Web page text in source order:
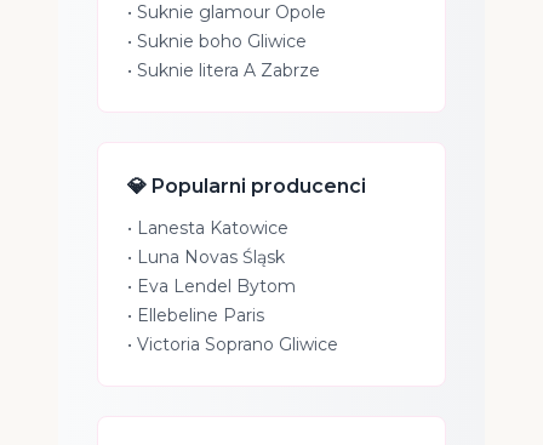
• Suknie glamour Opole
• Suknie boho Gliwice
• Suknie litera A Zabrze
💎 Popularni producenci
• Lanesta Katowice
• Luna Novas Śląsk
• Eva Lendel Bytom
• Ellebeline Paris
• Victoria Soprano Gliwice